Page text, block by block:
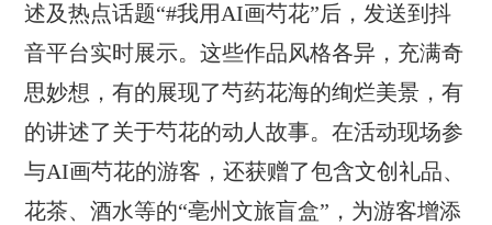
述及热点话题“#我用AI画芍花”后，发送到抖
音平台实时展示。这些作品风格各异，充满奇
思妙想，有的展现了芍药花海的绚烂美景，有
的讲述了关于芍花的动人故事。在活动现场参
与AI画芍花的游客，还获赠了包含文创礼品、
花茶、酒水等的“亳州文旅盲盒”，为游客增添